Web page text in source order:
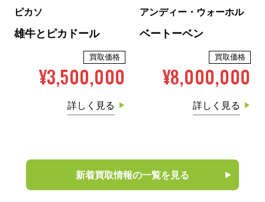
ピカソ
雄牛とピカドール
買取価格
¥3,500,000
詳しく見る
アンディー・ウォーホル
ベートーベン
買取価格
¥8,000,000
詳しく見る
新着買取情報の一覧を見る